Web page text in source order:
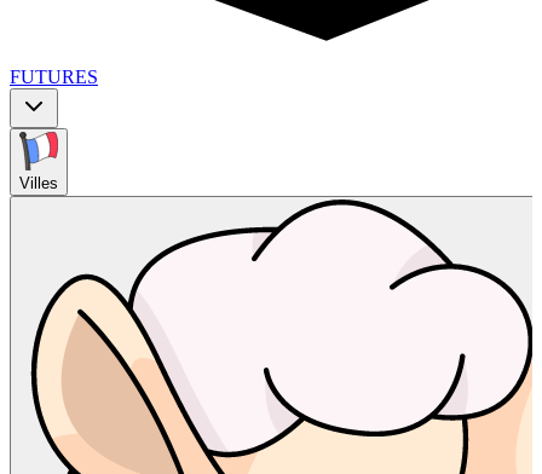
FUTURES
Villes